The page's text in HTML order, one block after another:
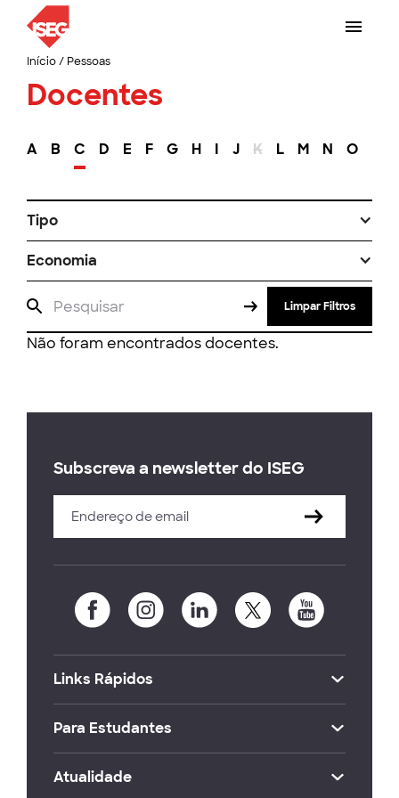
Início/ Pessoas
Docentes
A B C D E F G H I J K L M N O
Tipo
Economia
Limpar Filtros
Não foram encontrados docentes.
Subscreva a newsletter do ISEG
Links Rápidos
Para Estudantes
Atualidade